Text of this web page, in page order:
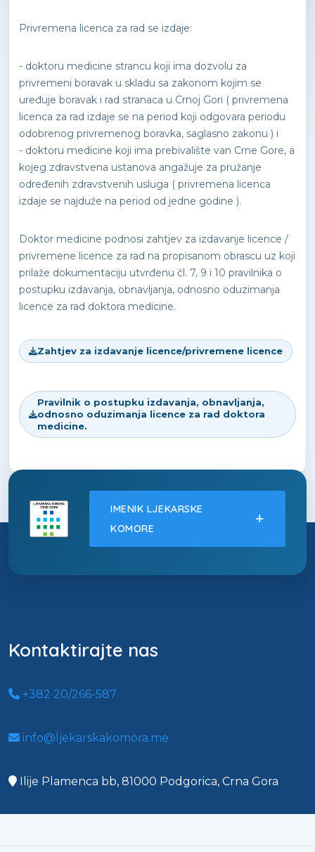
Privremena licenca za rad se izdaje:
- doktoru medicine strancu koji ima dozvolu za
privremeni boravak u skladu sa zakonom kojim se
uređuje boravak i rad stranaca u Crnoj Gori ( privremena
licenca za rad izdaje se na period koji odgovara periodu
odobrenog privremenog boravka, saglasno zakonu ) i
- doktoru medicine koji ima prebivalište van Crne Gore, a
kojeg zdravstvena ustanova angažuje za pružanje
određenih zdravstvenih usluga ( privremena licenca
izdaje se najduže na period od jedne godine ).
Doktor medicine podnosi zahtjev za izdavanje licence /
privremene licence za rad na propisanom obrascu uz koji
prilaže dokumentaciju utvrđenu čl. 7, 9 i 10 pravilnika o
postupku izdavanja, obnavljanja, odnosno oduzimanja
licence za rad doktora medicine.
Zahtjev za izdavanje licence/privremene licence
Pravilnik o postupku izdavanja, obnavljanja,
odnosno oduzimanja licence za rad doktora
medicine.
IMENIK LJEKARSKE
KOMORE
Kontaktirajte nas
+382 20/266-587
info@ljekarskakomora.me
Ilije Plamenca bb, 81000 Podgorica, Crna Gora